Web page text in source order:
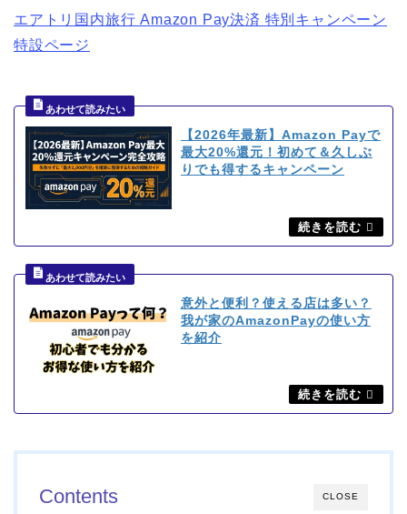
エアトリ国内旅行 Amazon Pay決済 特別キャンペーン
特設ページ
【2026年最新】Amazon Payで
最大20%還元！初めて＆久しぶ
りでも得するキャンペーン
意外と便利？使える店は多い？
我が家のAmazonPayの使い方
を紹介
CLOSE
Contents